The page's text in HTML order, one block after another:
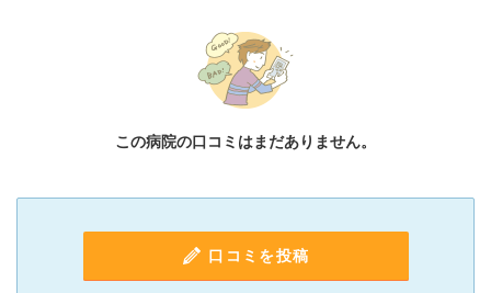
この病院の口コミはまだありません。
口コミを投稿